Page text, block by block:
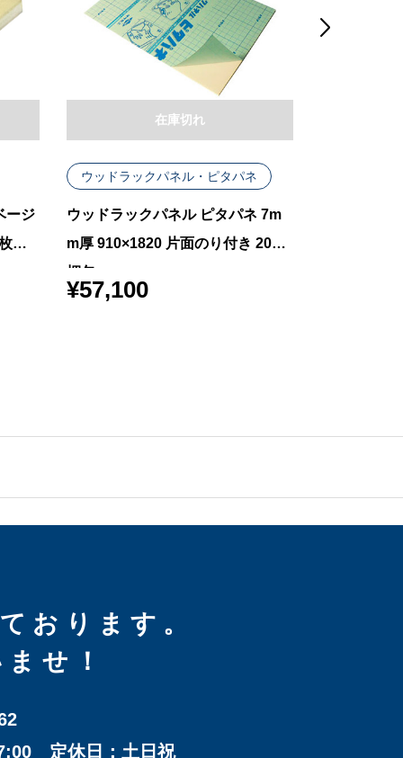
ージ
梱
ウッドラックパネル・ピタパネ
ウッドラックパネル ピタパネ 7m
m厚 910×1820 片面のり付き 20枚
梱包
¥57,100
在庫切れ

おります。
せ！
定休日：土日祝